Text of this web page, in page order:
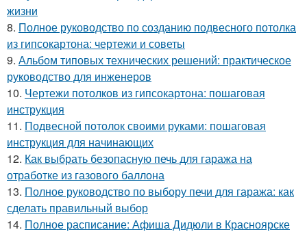
жизни
8. Полное руководство по созданию подвесного потолка
из гипсокартона: чертежи и советы
9. Альбом типовых технических решений: практическое
руководство для инженеров
10. Чертежи потолков из гипсокартона: пошаговая
инструкция
11. Подвесной потолок своими руками: пошаговая
инструкция для начинающих
12. Как выбрать безопасную печь для гаража на
отработке из газового баллона
13. Полное руководство по выбору печи для гаража: как
сделать правильный выбор
14. Полное расписание: Афиша Дидюли в Красноярске